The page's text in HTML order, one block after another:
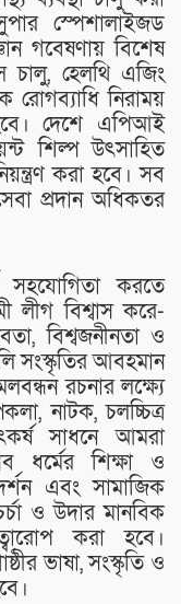
স্পেশালাইজড
গবেষণায় বিশেষ
চালু, হেলথি এজিং
রোগব্যাধি নিরাময়
দেশে এপিআই
শিল্প উৎসাহিত
করা হবে। সব
প্রদান অধিকতর
সহযোগিতা করতে
লীগ বিশ্বাস করে-
বিশ্বজনীনতা ও
সংস্কৃতির আবহমান
রচনার লক্ষ্যে
নাটক, চলচ্চিত্র
সাধনে আমরা
ধর্মের শিক্ষা ও
এবং সামাজিক
ও উদার মানবিক
করা হবে।
ভাষা, সংস্কৃতি ও